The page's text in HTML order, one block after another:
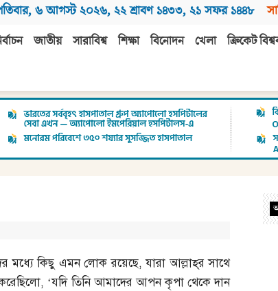
, ৬ আগস্ট ২০২৬, ২২ শ্রাবণ ১৪৩৩, ২১ সফর ১৪৪৮
জাতীয় সারাবিশ্ব শিক্ষা বিনোদন খেলা ক্রিকেট
মধ্যে কিছু এমন লোক রয়েছে,যারা আল্লাহ্‌র সাথে
, ‘যদি তিনি আমাদের আপন কৃপা থেকে দান